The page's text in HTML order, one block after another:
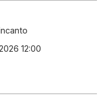
12:00